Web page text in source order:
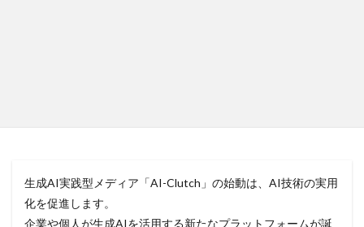
生成AI実践型メディア「AI-Clutch」の始動は、AI技術の実用
化を促進します。
企業や個人が生成AIを活用する新たなプラットフォームが誕